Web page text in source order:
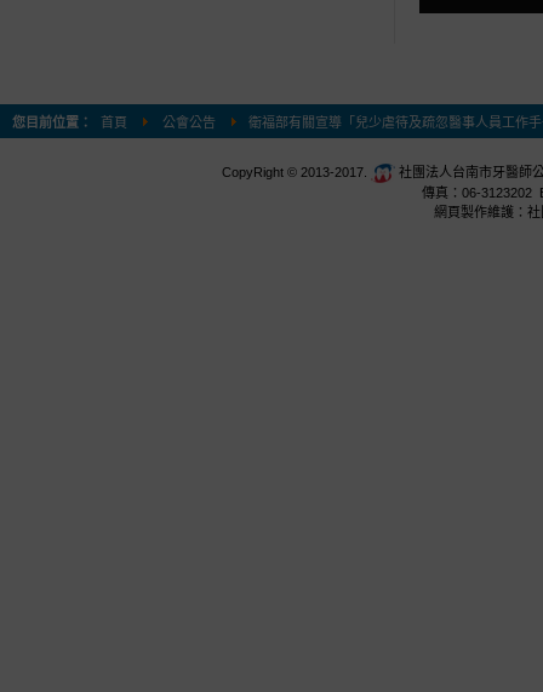
您目前位置： 首頁 公會公告 衛福部有關宣導「兒少虐待及疏忽醫事人員工作
CopyRight © 2013-2017.
社團法人台南市牙醫師
傳真：06-3123202
網頁製作維護：